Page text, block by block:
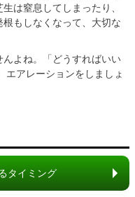
は窒息してしまったり、
もしなくなって、大切な
よね。「どうすればいい
エアレーションをしましょ
タイミング